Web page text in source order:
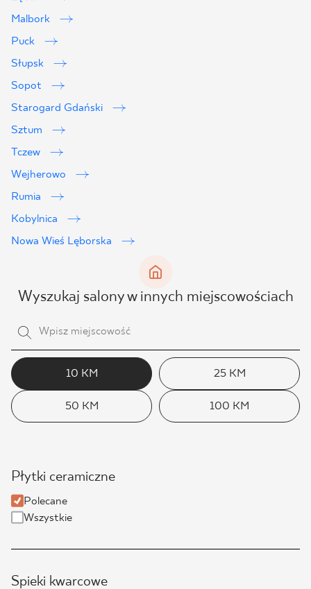
Malbork
Puck
Słupsk
Sopot
Starogard Gdański
Sztum
Tczew
Wejherowo
Rumia
Kobylnica
Nowa Wieś Lęborska
Wyszukaj salony w innych miejscowościach
10 KM 25 KM
50 KM 100 KM
Płytki ceramiczne
Polecane
Wszystkie
Spieki kwarcowe